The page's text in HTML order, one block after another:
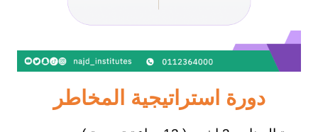
دورة استراتيجية المخاطر